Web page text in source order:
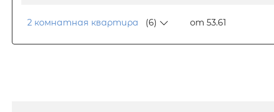
2 комнатная квартира (6) от 53.61